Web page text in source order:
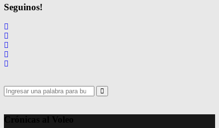
Seguinos!
Search
for:
Search
Crónicas al Voleo